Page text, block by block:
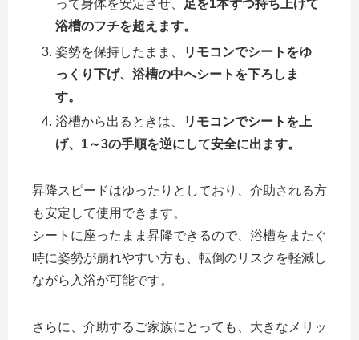
って身体を安定させ、 足を1本ずつ持ち上げて
浴槽のフチを超えます。
姿勢を保持したまま、
リモコンでシートをゆ
っくり下げ、浴槽の中へシートを下ろしま
す。
浴槽から出るときは、
リモコンでシートを上
げ、1～3の手順を逆にして安全に出ます。
昇降スピードはゆったりとしており、介助される方
も安定して使用できます。
シートに座ったまま昇降できるので、浴槽をまたぐ
時に姿勢が崩れやすい方も、転倒のリスクを軽減し
ながら入浴が可能です。
さらに、介助するご家族にとっても、大きなメリッ